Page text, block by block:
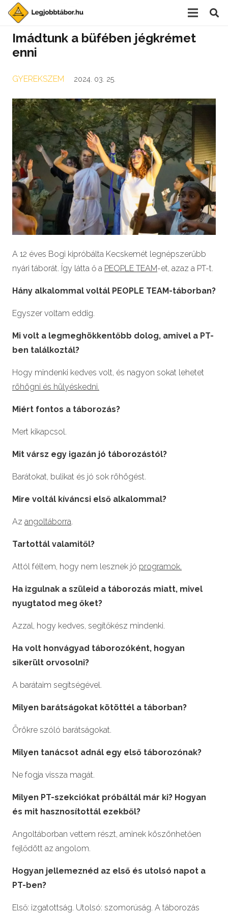
Imádtunk a büfében jégkrémet
enni
GYEREKSZEM 2024. 03. 25.
A 12 éves Bogi kipróbálta Kecskemét legnépszerűbb
nyári táborát. Így látta ő a PEOPLE TEAM-et, azaz a PT-t.
Hány alkalommal voltál PEOPLE TEAM-táborban?
Egyszer voltam eddig.
Mi volt a legmeghökkentőbb dolog, amivel a PT-
ben találkoztál?
Hogy mindenki kedves volt, és nagyon sokat lehetet
röhögni és hülyéskedni.
Miért fontos a táborozás?
Mert kikapcsol.
Mit vársz egy igazán jó táborozástól?
Barátokat, bulikat és jó sok röhögést.
Mire voltál kíváncsi első alkalommal?
Az angoltáborra.
Tartottál valamitől?
Attól féltem, hogy nem lesznek jó programok.
Ha izgulnak a szüleid a táborozás miatt, mivel
nyugtatod meg őket?
Azzal, hogy kedves, segítőkész mindenki.
Ha volt honvágyad táborozóként, hogyan
sikerült orvosolni?
A barátaim segítségével.
Milyen barátságokat kötöttél a táborban?
Örökre szóló barátságokat.
Milyen tanácsot adnál egy első táborozónak?
Ne fogja vissza magát.
Milyen PT-szekciókat próbáltál már ki? Hogyan
és mit hasznosítottál ezekből?
Angoltáborban vettem részt, aminek köszönhetően
fejlődött az angolom.
Hogyan jellemeznéd az első és utolsó napot a
PT-ben?
Első: izgatottság. Utolsó: szomorúság. A táborozás